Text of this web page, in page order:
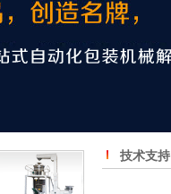
技术支持